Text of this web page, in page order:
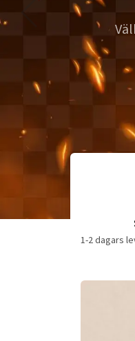
till
1-2 dagars